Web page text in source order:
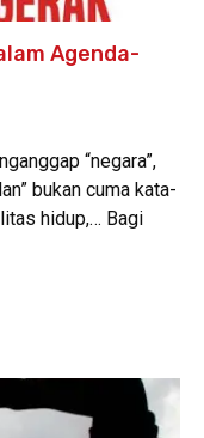
Agenda-
“negara”,
bukan cuma kata-
hidup,… Bagi